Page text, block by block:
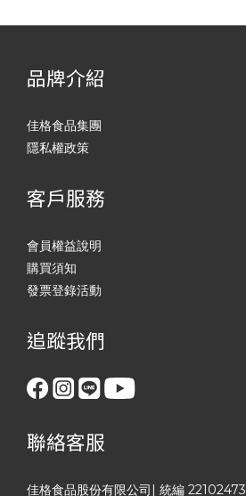
品牌介紹
佳格食品集團
隱私權政策
客戶服務
會員權益說明
購買須知
發票登錄活動
追蹤我們
聯絡客服
佳格食品股份有限公司| 統編 22102473